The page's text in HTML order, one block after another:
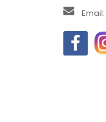
Email: